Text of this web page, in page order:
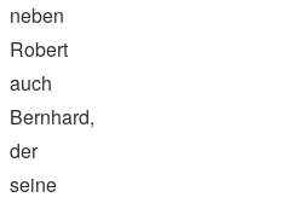
neben
Robert
auch
Bernhard,
der
seine